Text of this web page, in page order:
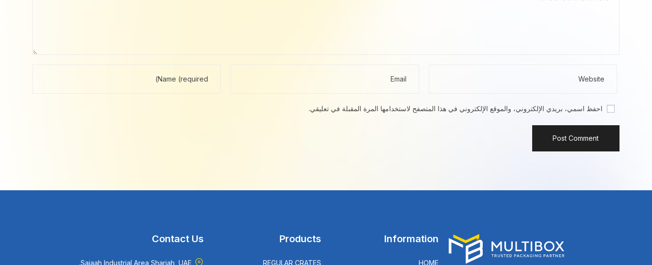
احفظ اسمي، بريدي الإلكتروني، والموقع الإلكتروني في هذا المتصفح لاستخدامها المرة المقبلة في تعليقي.
Information
HOME
Products
REGULAR CRATES
Contact Us
Sajaah Industrial Area Sharjah, UAE.